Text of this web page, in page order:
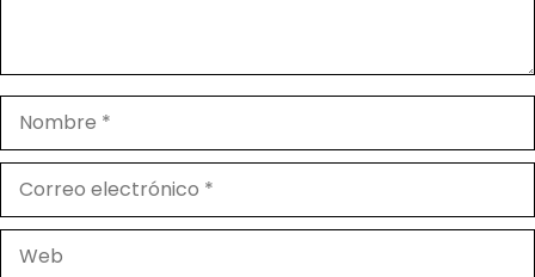
Nombre
electrónico